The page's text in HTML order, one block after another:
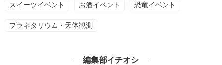
スイーツイベント お酒イベント 恐竜イベント
プラネタリウム・天体観測
編集部イチオシ